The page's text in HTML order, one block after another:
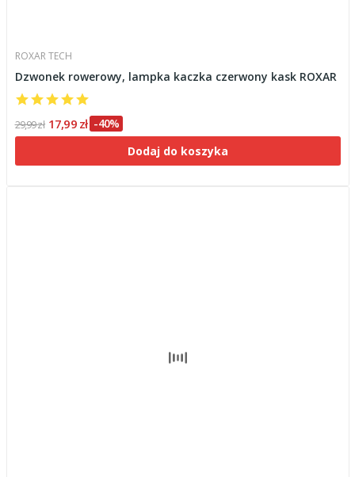
ROXAR TECH
Dzwonek rowerowy, lampka kaczka czerwony kask ROXAR
29,99 zł 17,99 zł -40%
Dodaj do koszyka